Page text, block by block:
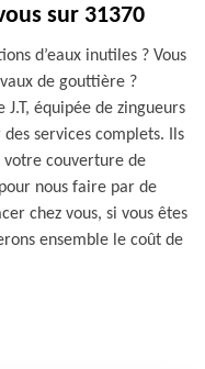
sur 31370
d’eaux inutiles ? Vous
de gouttière ?
équipée de zingueurs
services complets. Ils
couverture de
nous faire par de
chez vous, si vous êtes
ensemble le coût de